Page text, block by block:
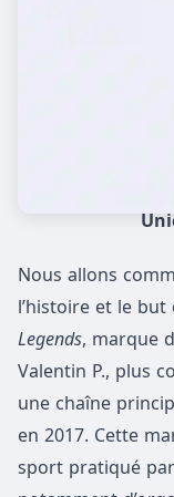
Nous allons
l’histoire et le
Legends, marque
Valentin P., plus
une chaîne
en 2017. Cette
sport pratiqué